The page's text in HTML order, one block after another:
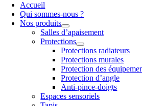
Accueil
Qui sommes-nous ?
Nos produits
Salles d’apaisement
Protections
Protections radiateurs
Protections murales
Protection des
Protection d’angle
Anti-pince-doigts
Espaces sensoriels